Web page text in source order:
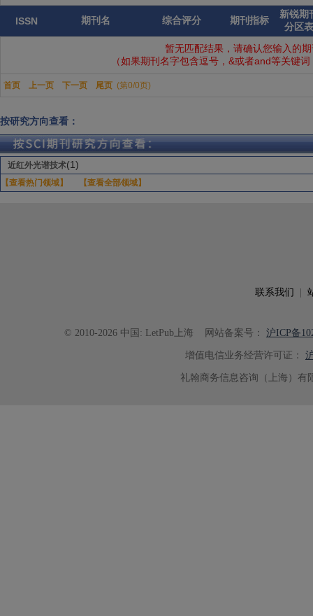
ISSN 期刊名 综合评分 期刊指标
新锐期
分区
暂无匹配结果，请确认您输入的
（如果期刊名字包含逗号，&或者and等关键
首页 上一页 下一页 尾页 (第0/0页)
按研究方向查看：
近红外光谱技术(1)
【查看热门领域】 【查看全部领域】
联系我们
© 2010-2026 中国: LetPub上海 网站备案号： 沪ICP备
增值电信业务经营许可证：
礼翰商务信息咨询（上海）